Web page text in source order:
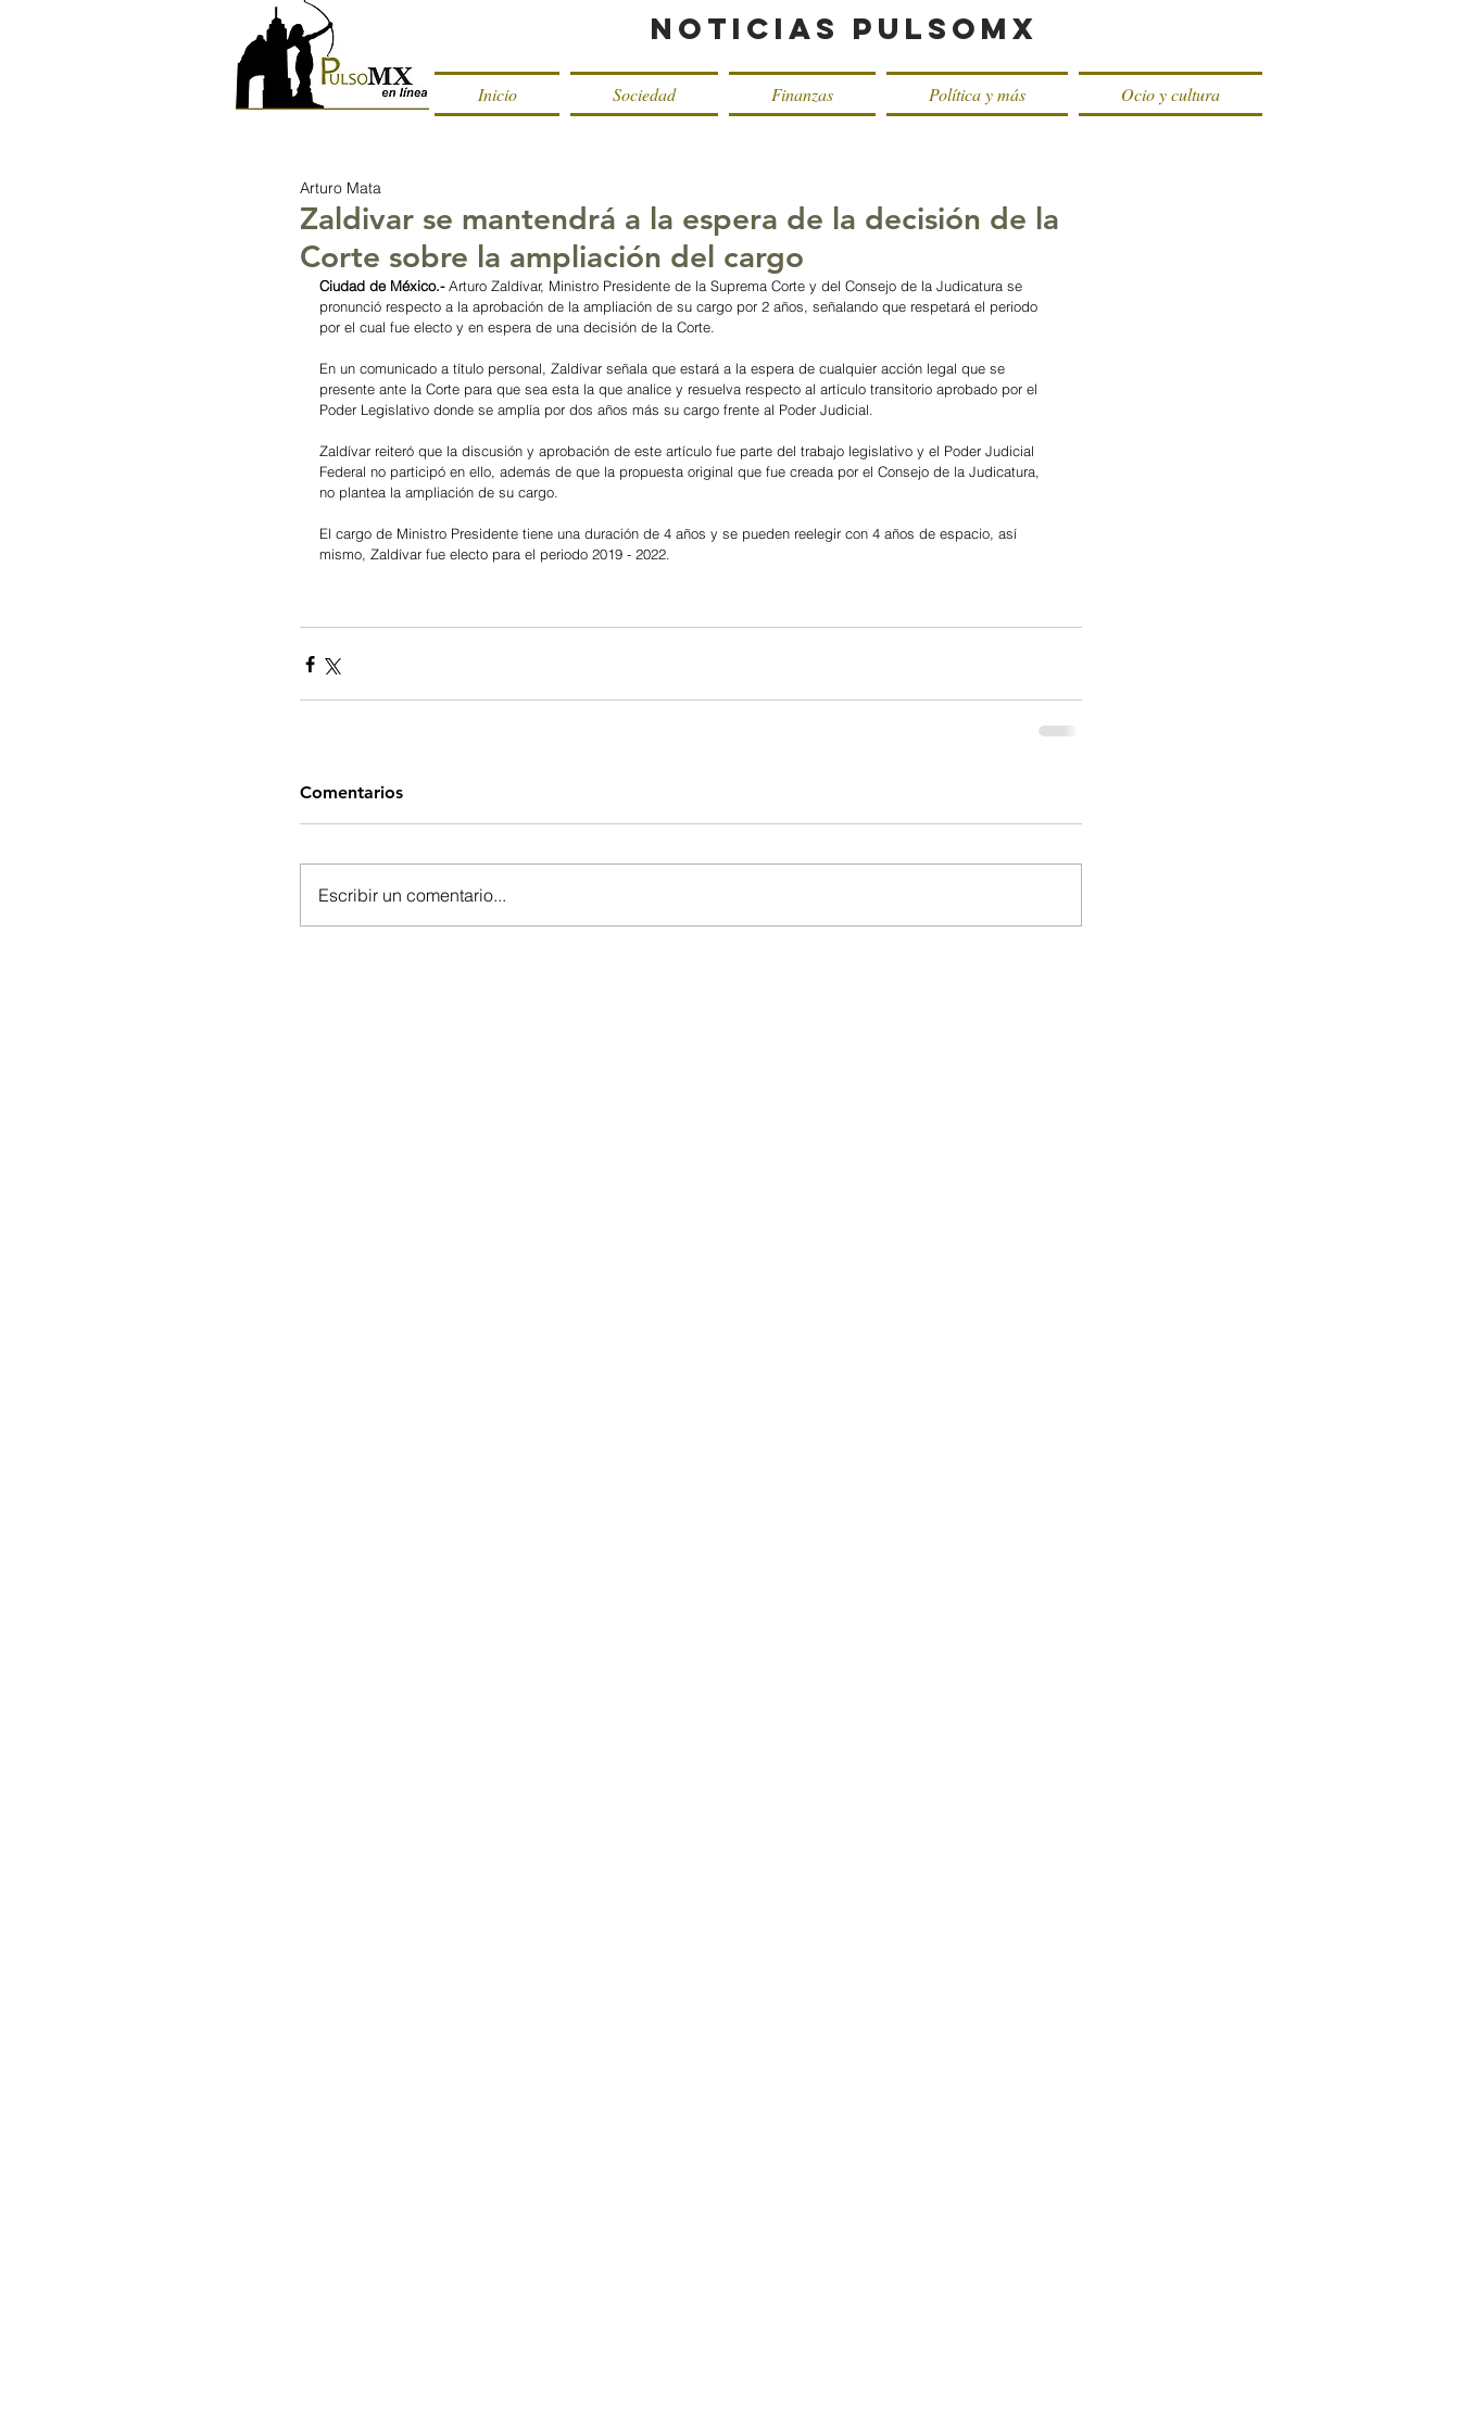
Noticias PulsoMX
Inicio Sociedad Finanzas Política y más Ocio y cultura
Zaldivar se mantendrá a la espera de la decisión de la
Corte sobre la ampliación del cargo
Arturo Mata
Ciudad de México.- Arturo Zaldívar, Ministro Presidente de la Suprema Corte y del Consejo de la Judicatura se
pronunció respecto a la aprobación de la ampliación de su cargo por 2 años, señalando que respetará el periodo
por el cual fue electo y en espera de una decisión de la Corte.
En un comunicado a título personal, Zaldívar señala que estará a la espera de cualquier acción legal que se
presente ante la Corte para que sea esta la que analice y resuelva respecto al artículo transitorio aprobado por el
Poder Legislativo donde se amplía por dos años más su cargo frente al Poder Judicial.
Zaldívar reiteró que la discusión y aprobación de este artículo fue parte del trabajo legislativo y el Poder Judicial
Federal no participó en ello, además de que la propuesta original que fue creada por el Consejo de la Judicatura,
no plantea la ampliación de su cargo.
El cargo de Ministro Presidente tiene una duración de 4 años y se pueden reelegir con 4 años de espacio, así
mismo, Zaldívar fue electo para el periodo 2019 - 2022.
Comentarios
Escribir un comentario...